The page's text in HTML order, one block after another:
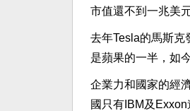
市值還不到一兆美
去年Tesla的馬斯克
是蘋果的一半，如
企業力和國家的經
國只有IBM及